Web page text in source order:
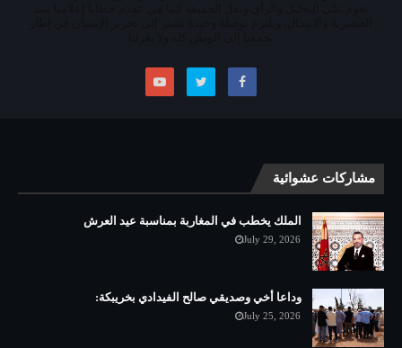
مشاركات عشوائية
الملك يخطب في المغاربة بمناسبة عيد العرش
July 29, 2026
وداعا أخي وصديقي صالح الفيدادي بخريبكة:
July 25, 2026